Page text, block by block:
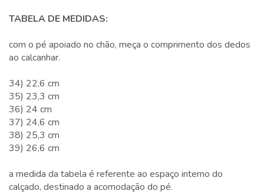
TABELA DE MEDIDAS:
com o pé apoiado no chão, meça o comprimento dos dedos
ao calcanhar.
34) 22,6 cm
35) 23,3 cm
36) 24 cm
37) 24,6 cm
38) 25,3 cm
39) 26,6 cm
a medida da tabela é referente ao espaço interno do
calçado, destinado a acomodação do pé.